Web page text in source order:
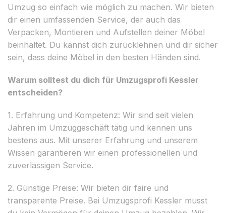
Umzug so einfach wie möglich zu machen. Wir bieten
dir einen umfassenden Service, der auch das
Verpacken, Montieren und Aufstellen deiner Möbel
beinhaltet. Du kannst dich zurücklehnen und dir sicher
sein, dass deine Möbel in den besten Händen sind.
Warum solltest du dich für Umzugsprofi Kessler
entscheiden?
1. Erfahrung und Kompetenz: Wir sind seit vielen
Jahren im Umzuggeschäft tätig und kennen uns
bestens aus. Mit unserer Erfahrung und unserem
Wissen garantieren wir einen professionellen und
zuverlässigen Service.
2. Günstige Preise: Wir bieten dir faire und
transparente Preise. Bei Umzugsprofi Kessler musst